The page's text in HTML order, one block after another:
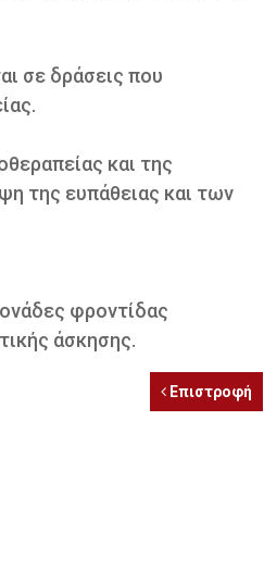
σε δράσεις που
και της
της ευπάθειας και των
φροντίδας
άσκησης.
Επιστροφή